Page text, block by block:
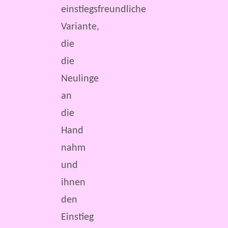
einstiegsfreundliche
Variante,
die
die
Neulinge
an
die
Hand
nahm
und
ihnen
den
Einstieg